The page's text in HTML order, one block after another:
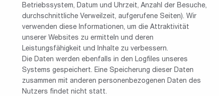
Betriebssystem, Datum und Uhrzeit, Anzahl der Besuche,
durchschnittliche Verweilzeit, aufgerufene Seiten). Wir
verwenden diese Informationen, um die Attraktivität
unserer Websites zu ermitteln und deren
Leistungsfähigkeit und Inhalte zu verbessern.
Die Daten werden ebenfalls in den Logfiles unseres
Systems gespeichert. Eine Speicherung dieser Daten
zusammen mit anderen personenbezogenen Daten des
Nutzers findet nicht statt.